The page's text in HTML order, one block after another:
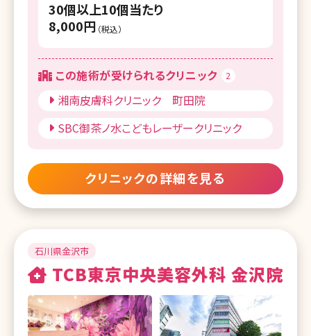
湘南美容クリニック 町田院
湘南美容皮フ科 新宿東口院
湘南美容皮フ科 五反田院
湘南皮膚科クリニック 町田院
湘南美容クリニック 札幌院
湘南美容皮フ科 札幌大通院
湘南美容クリニック 旭川院
湘南美容クリニック 青森院
湘南美容クリニック 仙台院
湘南美容皮フ科 仙台院
湘南美容クリニック 秋田院
30個以上10個当たり
8,000円 （税込）
この施術が受けられるクリニック 2
湘南皮膚科クリニック 町田院
SBC御茶ノ水こどもレーザークリニック
クリニックの詳細を見る
石川県金沢市
TCB東京中央美容外科 金沢院